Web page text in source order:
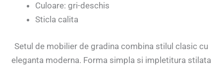
Culoare: gri-deschis
Sticla calita
Setul de mobilier de gradina combina stilul clasic cu
eleganta moderna. Forma simpla si impletitura stilata